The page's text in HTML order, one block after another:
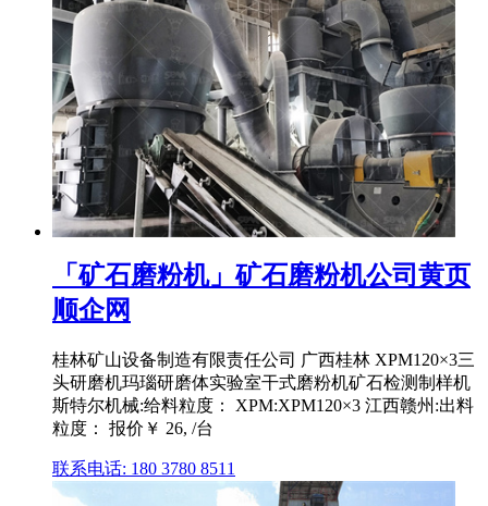
「矿石磨粉机」矿石磨粉机公司黄页
顺企网
桂林矿山设备制造有限责任公司 广西桂林 XPM120×3三
头研磨机玛瑙研磨体实验室干式磨粉机矿石检测制样机
斯特尔机械:给料粒度： XPM:XPM120×3 江西赣州:出料
粒度： 报价￥ 26, /台
联系电话: 180 3780 8511